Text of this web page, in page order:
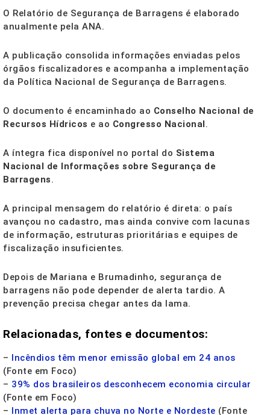
O Relatório de Segurança de Barragens é elaborado
anualmente pela ANA.
A publicação consolida informações enviadas pelos
órgãos fiscalizadores e acompanha a implementação
da Política Nacional de Segurança de Barragens.
O documento é encaminhado ao Conselho Nacional de
Recursos Hídricos e ao Congresso Nacional.
A íntegra fica disponível no portal do Sistema
Nacional de Informações sobre Segurança de
Barragens.
A principal mensagem do relatório é direta: o país
avançou no cadastro, mas ainda convive com lacunas
de informação, estruturas prioritárias e equipes de
fiscalização insuficientes.
Depois de Mariana e Brumadinho, segurança de
barragens não pode depender de alerta tardio. A
prevenção precisa chegar antes da lama.
Relacionadas, fontes e documentos:
– Incêndios têm menor emissão global em 24 anos
(Fonte em Foco)
– 39% dos brasileiros desconhecem economia circular
(Fonte em Foco)
– Inmet alerta para chuva no Norte e Nordeste (Fonte